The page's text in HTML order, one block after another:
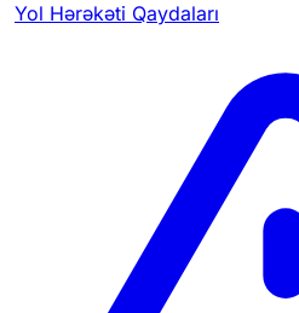
Yol Hərəkəti Qaydaları